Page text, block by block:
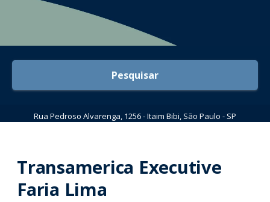
Pesquisar
Rua Pedroso Alvarenga, 1256 - Itaim Bibi, São Paulo - SP
Transamerica Executive
Faria Lima